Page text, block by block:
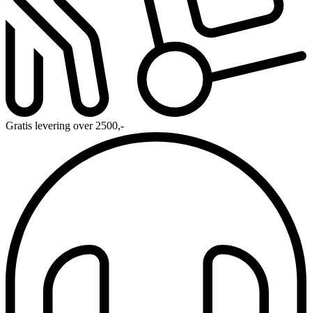
Gratis levering over 2500,-